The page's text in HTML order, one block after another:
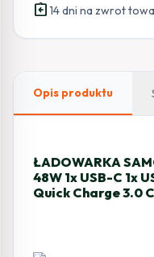
1x
USB-
30W
Quick
assignment_return14 dni na zwrot
Opis produktu
ŁADOWARKA
48W 1x USB-C 1x
Quick Charge 3.0